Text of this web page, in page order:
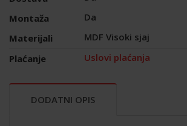
Montaža
Da
Materijali
MDF Visoki sjaj
Plaćanje
Uslovi plaćanja
DODATNI OPIS